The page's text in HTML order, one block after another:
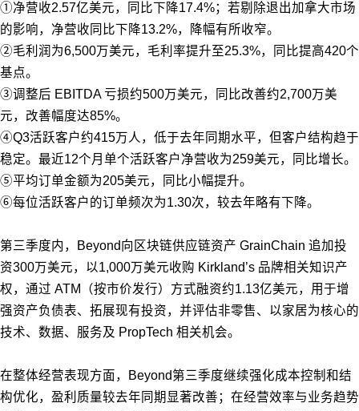
①净营收2.57亿美元，同比下降17.4%；若剔除退出加拿大市场
的影响，净营收同比下降13.2%，降幅有所收窄。
②毛利润为6,500万美元，毛利率提升至25.3%，同比提高420个
基点。
③调整后 EBITDA 亏损约500万美元，同比改善约2,700万美
元，改善幅度达85%。
④Q3活跃客户约415万人，低于去年同期水平，但客户结构趋于
稳定。最近12个月单个活跃客户净营收为259美元，同比增长。
⑤平均订单金额为205美元，同比小幅提升。
⑥每位活跃客户的订单频次为1.30次，较去年略有下降。
第三季度内，Beyond向区块链供应链资产 GrainChain 追加投
资300万美元，以1,000万美元收购 Kirkland’s 品牌相关知识产
权，通过 ATM（按市价发行）方式融资约1.13亿美元，用于增
强资产负债表、拓展现有投资，并评估非零售、以家居为核心的
技术、数据、服务及 PropTech 相关机会。
在整体经营表现方面，Beyond第三季度继续强化成本控制和结
构优化，盈利质量较去年同期显著改善；在经营效率与业务趋势